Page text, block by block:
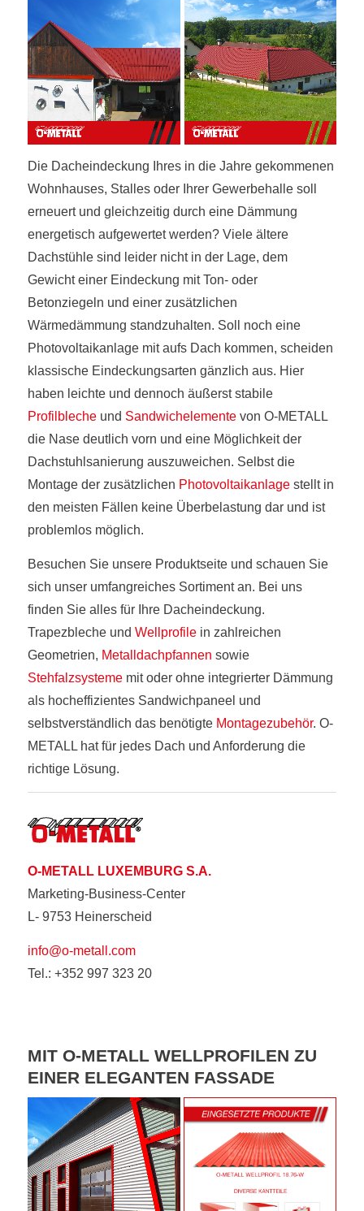
Die Dacheindeckung Ihres in die Jahre gekommenen
Wohnhauses, Stalles oder Ihrer Gewerbehalle soll
erneuert und gleichzeitig durch eine Dämmung
energetisch aufgewertet werden? Viele ältere
Dachstühle sind leider nicht in der Lage, dem
Gewicht einer Eindeckung mit Ton- oder
Betonziegeln und einer zusätzlichen
Wärmedämmung standzuhalten. Soll noch eine
Photovoltaikanlage mit aufs Dach kommen, scheiden
klassische Eindeckungsarten gänzlich aus. Hier
haben leichte und dennoch äußerst stabile
Profilblecheund Sandwichelementevon O-METALL
die Nase deutlich vorn und eine Möglichkeit der
Dachstuhlsanierung auszuweichen. Selbst die
Montage der zusätzlichen Photovoltaikanlagestellt in
den meisten Fällen keine Überbelastung dar und ist
problemlos möglich.
Besuchen Sie unsere Produktseite und schauen Sie
sich unser umfangreiches Sortiment an. Bei uns
finden Sie alles für Ihre Dacheindeckung.
Trapezbleche und Wellprofilein zahlreichen
Geometrien, Metalldachpfannen sowie
Stehfalzsystememit oder ohne integrierter Dämmung
als hocheffizientes Sandwichpaneel und
selbstverständlich das benötigte Montagezubehör. O-
METALL hat für jedes Dach und Anforderung die
richtige Lösung.
O-METALL LUXEMBURG S.A.
Marketing-Business-Center
L- 9753 Heinerscheid
info@o-metall.com
Tel.: +352 997 323 20
MIT O-METALL WELLPROFILEN ZU
EINER ELEGANTEN FASSADE